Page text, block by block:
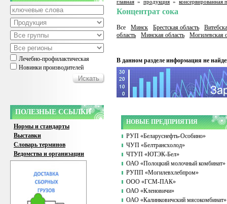
Лечебно-профилактическая
Новинки производителей
ПОЛЕЗНЫЕ ССЫЛКИ
Нормы и стандарты
Выставки
Словарь терминов
Ведомства и организации
главная » продукция » консервированная
Концентрат сока
Все Минск Брестская область
область
Минская область Могилевская
В данном разделе информация не
НОВЫЕ ПРЕДПРИЯТИЯ
РУП «Беларуснефть-Особино»
ЧУП «Белтрансхолод»
ЧТУП «ЮТЭК-Бел»
ОАО «Полоцкий молочный комбинат»
РУПП «Могилевхлебпром»
ООО «ГСМ-ПАК»
ОАО «Кленовичи»
ОАО «Калинковичский мясокомбинат»